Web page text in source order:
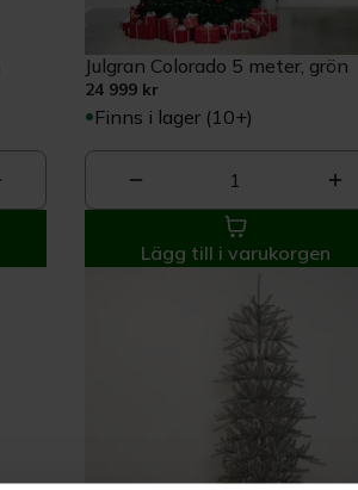
Julgran Colorado 5 meter, grön
24 999 kr
Finns i lager (10+)
1
Lägg till i varukorgen